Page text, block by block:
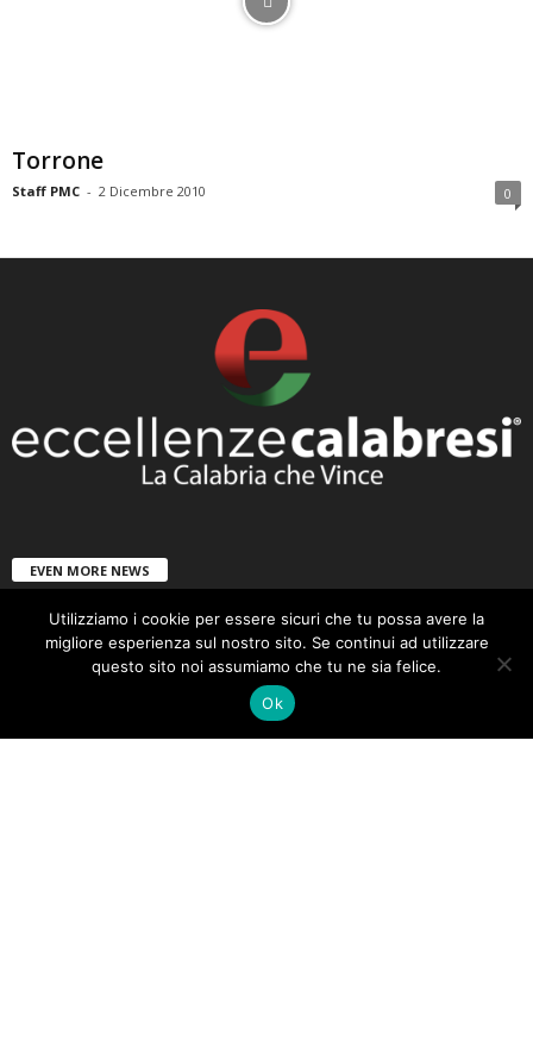
Torrone
Staff PMC - 2 Dicembre 2010 0
EVEN MORE NEWS
Cosenza: I quadri del grande artista Ugo
Nespolo in esposizione
6 Maggio 2026
Utilizziamo i cookie per essere sicuri che tu possa avere la
migliore esperienza sul nostro sito. Se continui ad utilizzare
questo sito noi assumiamo che tu ne sia felice.
Ok